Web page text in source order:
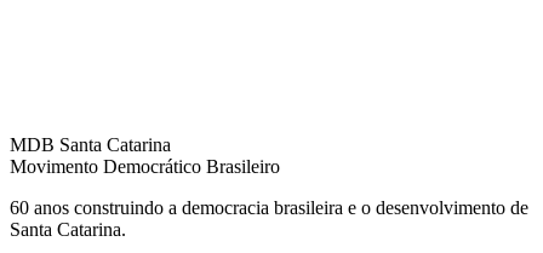
MDB Santa Catarina
Movimento Democrático Brasileiro
60 anos construindo a democracia brasileira e o desenvolvimento de
Santa Catarina.